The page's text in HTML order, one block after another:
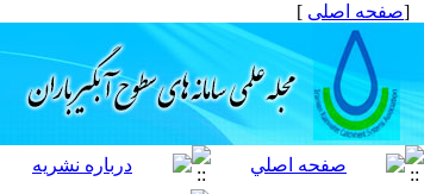
[صفحه اصلی ]